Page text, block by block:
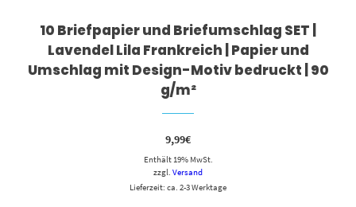
10 Briefpapier und Briefumschlag SET |
Lavendel Lila Frankreich | Papier und
Umschlag mit Design-Motiv bedruckt | 90
g/m²
9,99€
Enthält 19% MwSt.
zzgl. Versand
Lieferzeit: ca. 2-3 Werktage